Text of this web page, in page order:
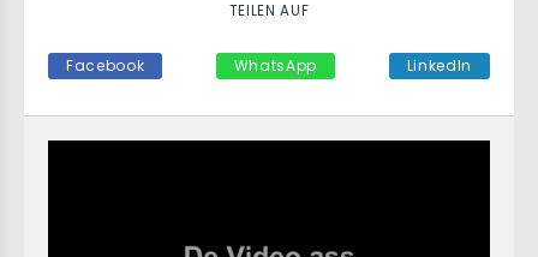
TEILEN AUF
Facebook WhatsApp LinkedIn